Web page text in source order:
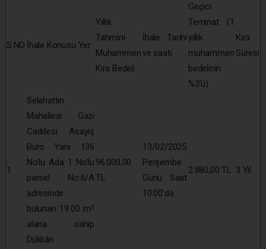
S.NO İhale Konusu Yer
Yıllık
Tahmini
Muhammen
Kira Bedeli
İhale Tarihi
ve saati
Geçici
Teminat (1
yıllık
muhammen
bedelinin
%3’ü)
Kira
Süresi
1
Selahattin
Mahallesi Gazi
Caddesi Asayiş
Büro Yanı 136
No’lu Ada 1 No’lu
parsel No:6/A
adresinde
bulunan 19.00 m²
alana sahip
Dükkân
96.000,00
TL
13/02/2025
Perşembe
Günü Saat
10:00’da
2.880,00 TL 3 Yıl